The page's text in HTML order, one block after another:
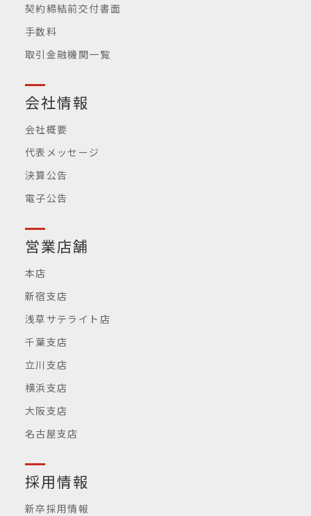
契約締結前交付書面
手数料
取引金融機関一覧
会社情報
会社概要
代表メッセージ
決算公告
電子公告
営業店舗
本店
新宿支店
浅草サテライト店
千葉支店
立川支店
横浜支店
大阪支店
名古屋支店
採用情報
新卒採用情報